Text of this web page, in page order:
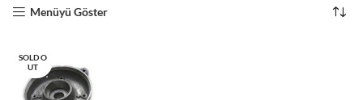
Menüyü Göster
SOLD O
UT